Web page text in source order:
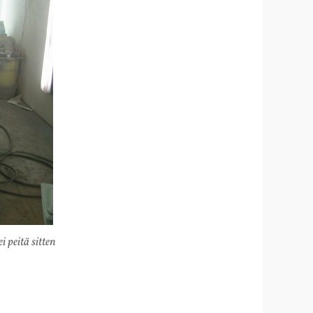
peitä sitten